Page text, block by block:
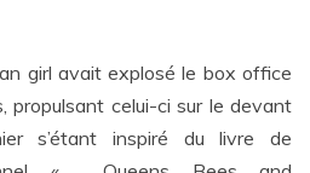
girl avait explosé le box office
propulsant celui-ci sur le devant
s’étant inspiré du livre de